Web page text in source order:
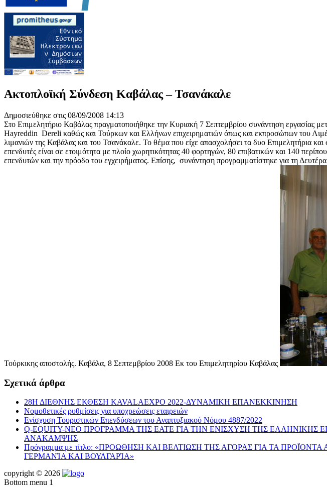
Ακτοπλοϊκή Σύνδεση Καβάλας – Τσανάκαλε
Δημοσιεύθηκε στις 08/09/2008 14:13
Στο Επιμελητήριο Καβάλας πραγματοποιήθηκε την Κυριακή 7 Σεπτεμβρίου συνάντηση εργασίας
Hayreddin Dereli καθώς και Τούρκων και Ελλήνων επιχειρηματιών όπως και εκπροσώπων του
λιμανιών της Καβάλας και του Τσανάκαλε. Το θέμα που είχε απασχολήσει τα δυο Επιμελητήρια
επενδυτές είναι σε ετοιμότητα με πλοίο χωρητικότητας 40 φορτηγών, 80 επιβατικών και 140
επενδυτών και την πρόοδο του εγχειρήματος. Επίσης, συνάντηση προγραμματίστηκε για τη
Τούρκικης αποστολής. Καβάλα, 8 Σεπτεμβρίου 2008 Εκ του Επιμελητηρίου Καβάλας
Σχετικά άρθρα
28Η ΔΙΕΘΝΗΣ ΕΚΘΕΣΗ KAVALAEXPO 2022-ΔΥΝΑΜΙΚΗ ΕΠΑΝΕΚΚΙΝΗΣΗ
Νομοθετικές ρυθμίσεις για υποχρεώσεις εταιρειών
Ενίσχυση Τουριστικών Επενδύσεων του Αναπτυξιακού Νόμου 4887/2022
Q-EQUITY-ΝΕΟ ΠΡΟΓΡΑΜΜΑ ΤΗΣ ΕΑΤΕ ΓΙΑ ΤΗΝ ΕΝΙΣΧΥΣΗ ΤΗΣ
ΑΝΑΚΑΜΨΗΣ
Πρόγραμμα με τίτλο: «ΠΡΟΩΘΗΣΗ ΚΑΙ ΒΕΛΤΙΩΣΗ ΤΗΣ ΑΓΟΡΑΣ ΓΙΑ ΤΑ
ΓΕΡΜΑΝΊΑ ΚΑΙ ΒΟΥΛΓΑΡΊΑ»
copyright © 2026
Bottom menu 1